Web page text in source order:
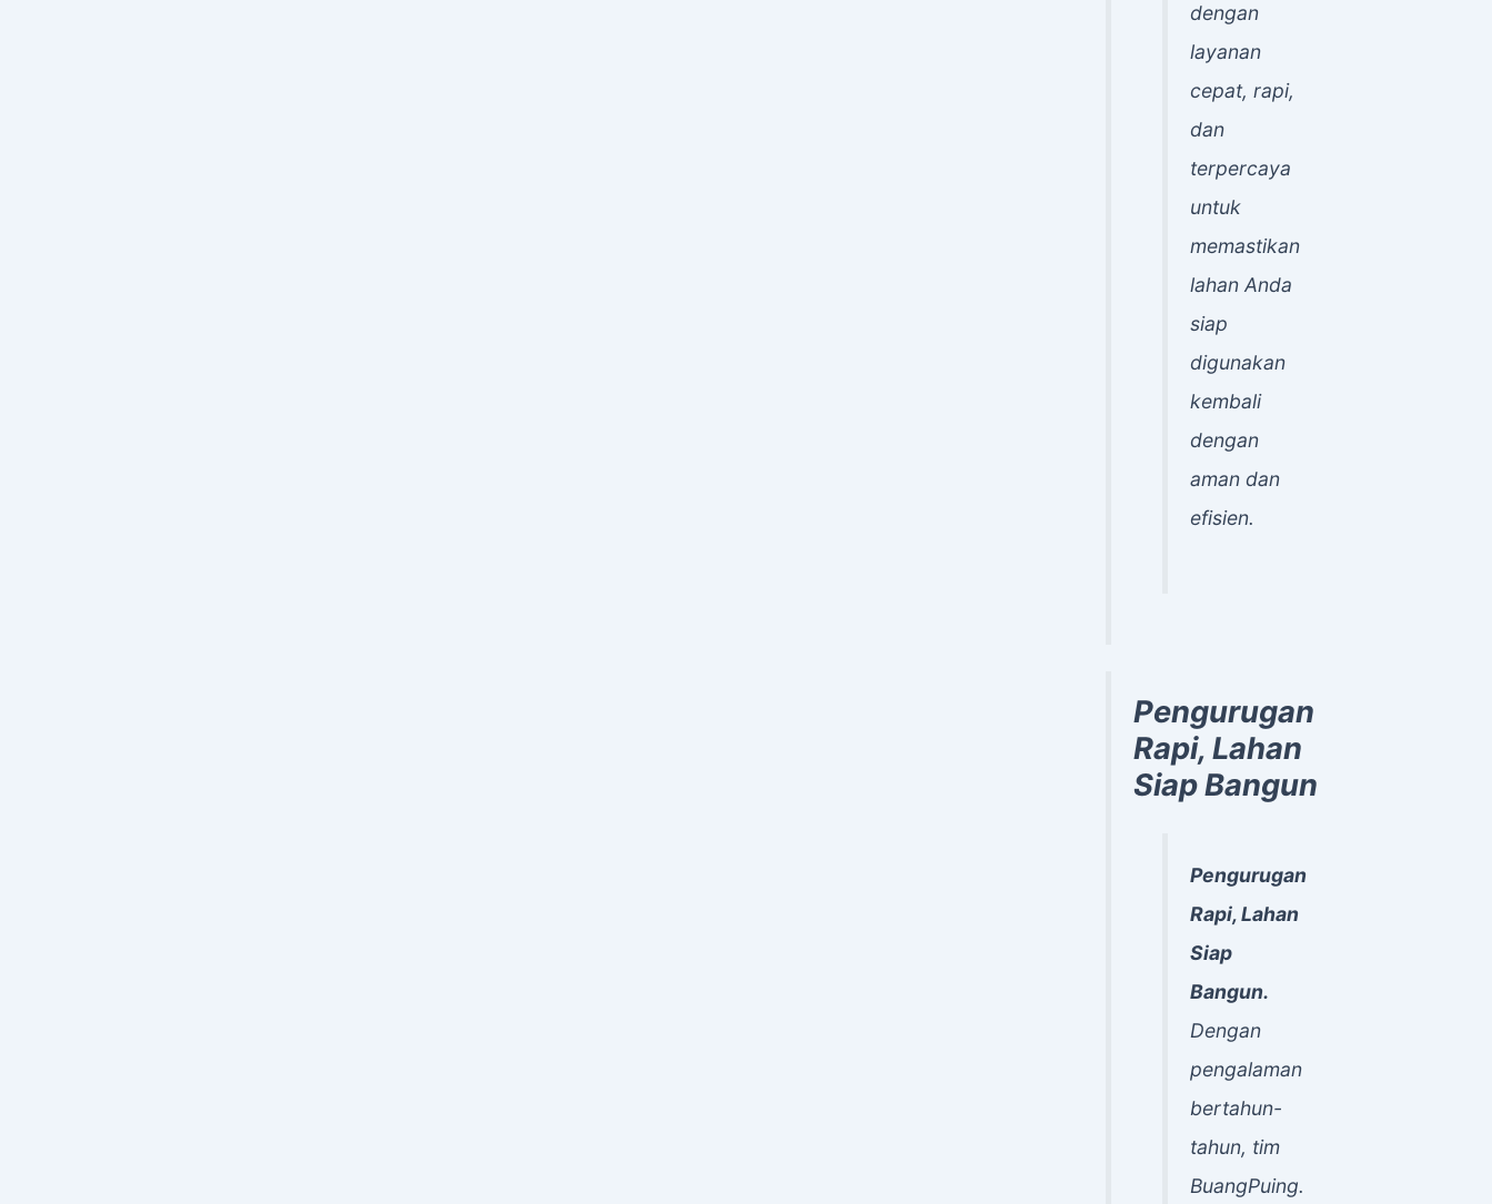
dengan
layanan
cepat, rapi,
dan
terpercaya
untuk
memastikan
lahan Anda
siap
digunakan
kembali
dengan
aman dan
efisien.
Pengurugan
Rapi, Lahan
Siap Bangun
Pengurugan
Rapi, Lahan
Siap
Bangun.
Dengan
pengalaman
bertahun-
tahun, tim
BuangPuing.